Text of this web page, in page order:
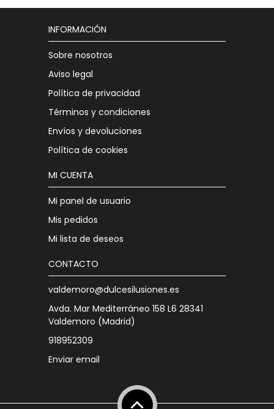
INFORMACIÓN
Sobre nosotros
Aviso legal
Política de privacidad
Términos y condiciones
Envíos y devoluciones
Política de cookies
MI CUENTA
Mi panel de usuario
Mis pedidos
Mi lista de deseos
CONTACTO
valdemoro@dulcesilusiones.es
Avda. Mar Mediterráneo 158 L6 28341
Valdemoro (Madrid)
918952309
Enviar email